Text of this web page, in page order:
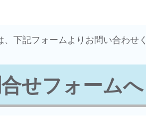
下記フォームよりお問い合わせく
せフォームへ